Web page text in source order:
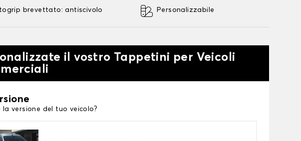
brevettato: antiscivolo Personalizzabile
il vostro Tappetini per Veicoli
la versione del tuo veicolo?